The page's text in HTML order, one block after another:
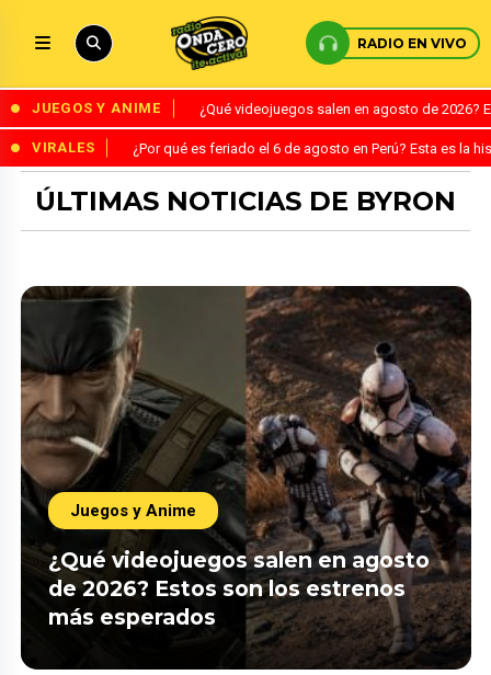
RADIO EN VIVO
JUEGOS Y ANIME ¿Qué videojuegos salen en agosto de
VIRALES ¿Por qué es feriado el 6 de agosto en Perú? Esta es la
ÚLTIMAS NOTICIAS DE BYRON
Juegos y Anime
¿Qué videojuegos salen en agosto
de 2026? Estos son los estrenos
más esperados